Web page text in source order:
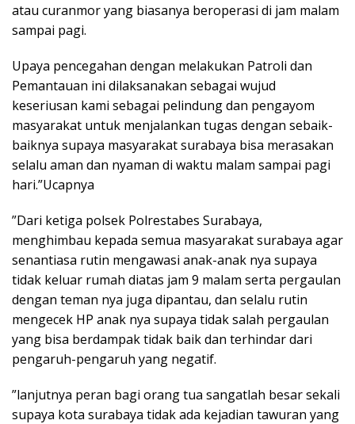
atau curanmor yang biasanya beroperasi di jam malam
sampai pagi.
Upaya pencegahan dengan melakukan Patroli dan
Pemantauan ini dilaksanakan sebagai wujud
keseriusan kami sebagai pelindung dan pengayom
masyarakat untuk menjalankan tugas dengan sebaik-
baiknya supaya masyarakat surabaya bisa merasakan
selalu aman dan nyaman di waktu malam sampai pagi
hari.”Ucapnya
”Dari ketiga polsek Polrestabes Surabaya,
menghimbau kepada semua masyarakat surabaya agar
senantiasa rutin mengawasi anak-anak nya supaya
tidak keluar rumah diatas jam 9 malam serta pergaulan
dengan teman nya juga dipantau, dan selalu rutin
mengecek HP anak nya supaya tidak salah pergaulan
yang bisa berdampak tidak baik dan terhindar dari
pengaruh-pengaruh yang negatif.
”lanjutnya peran bagi orang tua sangatlah besar sekali
supaya kota surabaya tidak ada kejadian tawuran yang